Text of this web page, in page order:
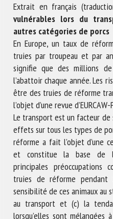
Extrait en français
vulnérables lors du
autres catégories de porcs
En Europe, un taux de
truies par troupeau et par
signifie que des millions
l’abattoir chaque année. Les
être des truies de réforme
l’objet d’une revue d’EURCAW-
Le transport est un facteur
effets sur tous les types de
réforme a fait l’objet d’une
et constitue la base de
principales préoccupations
truies de réforme
sensibilité de ces animaux au
au transport et (c) la
lorsqu’elles sont
Prénom *
Organisme *
E-mail *
En soumettant ce
informations saisies soient
relation avec le CNR BEA. *
Les champs suivis de * sont